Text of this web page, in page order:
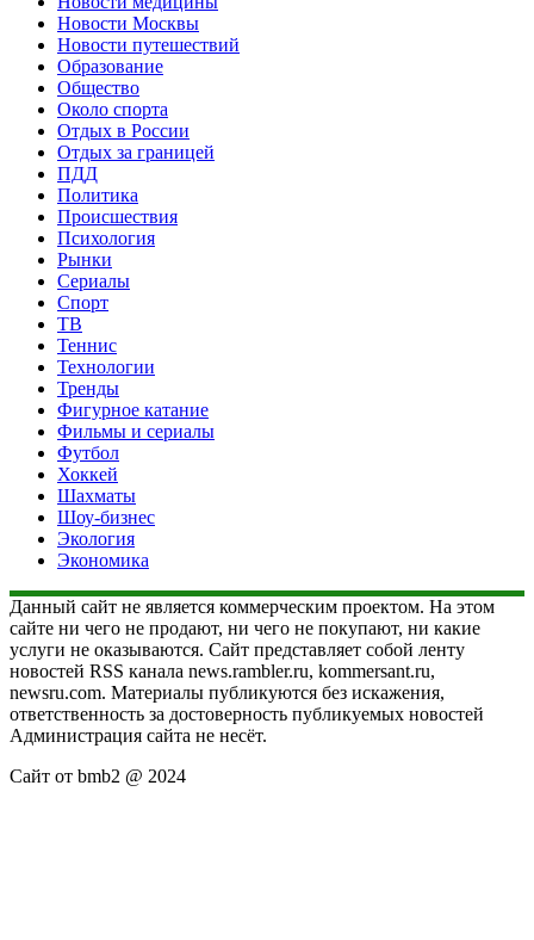
Новости Москвы
Новости путешествий
Образование
Общество
Около спорта
Отдых в России
Отдых за границей
ПДД
Политика
Происшествия
Психология
Рынки
Сериалы
Спорт
ТВ
Теннис
Технологии
Тренды
Фигурное катание
Фильмы и сериалы
Футбол
Хоккей
Шахматы
Шоу-бизнес
Экология
Экономика
Данный сайт не является коммерческим проектом. На этом
сайте ни чего не продают, ни чего не покупают, ни какие
услуги не оказываются. Сайт представляет собой ленту
новостей RSS канала news.rambler.ru, kommersant.ru,
newsru.com. Материалы публикуются без искажения,
ответственность за достоверность публикуемых новостей
Администрация сайта не несёт.
Сайт от bmb2 @ 2024